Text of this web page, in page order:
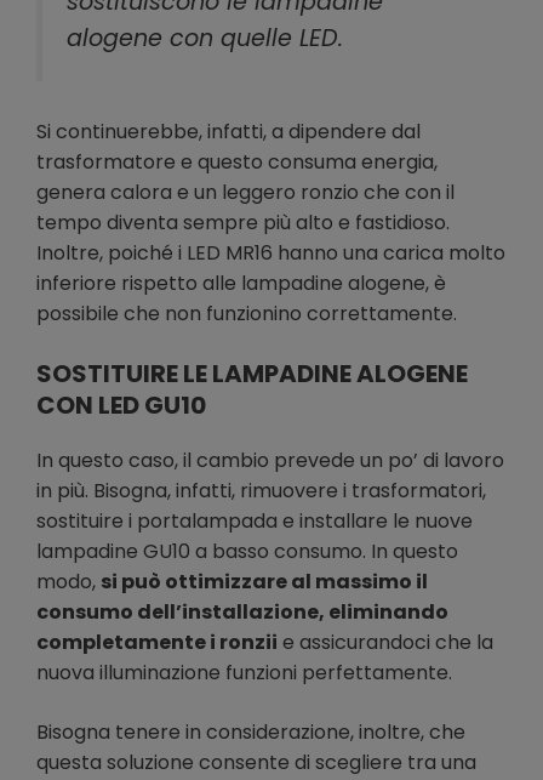
alogene con quelle LED.
Si continuerebbe, infatti, a dipendere dal
trasformatore e questo consuma energia,
genera calora e un leggero ronzio che con il
tempo diventa sempre più alto e fastidioso.
Inoltre, poiché i LED MR16 hanno una carica molto
inferiore rispetto alle lampadine alogene, è
possibile che non funzionino correttamente.
SOSTITUIRE LE LAMPADINE ALOGENE
CON LED GU10
In questo caso, il cambio prevede un po’ di lavoro
in più. Bisogna, infatti, rimuovere i trasformatori,
sostituire i portalampada e installare le nuove
lampadine GU10 a basso consumo. In questo
modo, si può ottimizzare al massimo il
consumo dell’installazione, eliminando
completamente i ronzii e assicurandoci che la
nuova illuminazione funzioni perfettamente.
Bisogna tenere in considerazione, inoltre, che
questa soluzione consente di scegliere tra una